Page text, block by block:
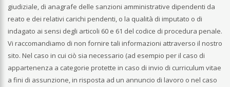
giudiziale, di anagrafe delle sanzioni amministrative dipendenti da
reato e dei relativi carichi pendenti, o la qualità di imputato o di
indagato ai sensi degli articoli 60 e 61 del codice di procedura penale.
Vi raccomandiamo di non fornire tali informazioni attraverso il nostro
sito. Nel caso in cui ciò sia necessario (ad esempio per il caso di
appartenenza a categorie protette in caso di invio di curriculum vitae
a fini di assunzione, in risposta ad un annuncio di lavoro o nel caso